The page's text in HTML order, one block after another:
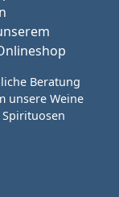
Beratung
unsere Weine